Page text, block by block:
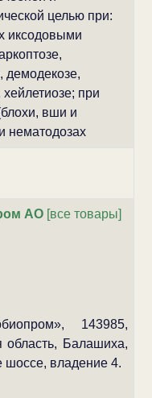
целью при:
иксодовыми
демодекозе,
хейлетиозе; при
вши и
нематодозах
АО[все товары]
143985,
область, Балашиха,
шоссе, владение 4.